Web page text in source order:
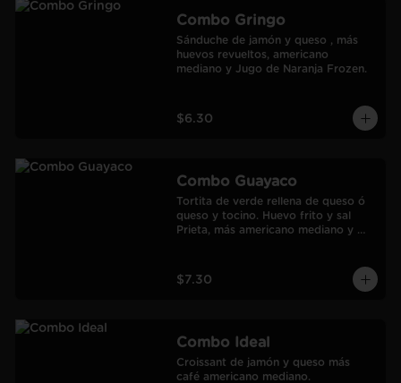
Combo Gringo
Sánduche de jamón y queso , más
huevos revueltos, americano
mediano y Jugo de Naranja Frozen.
$6.30
Combo Guayaco
Tortita de verde rellena de queso ó
queso y tocino. Huevo frito y sal
Prieta, más americano mediano y
$7.30
Combo Ideal
Croissant de jamón y queso más
café americano mediano.